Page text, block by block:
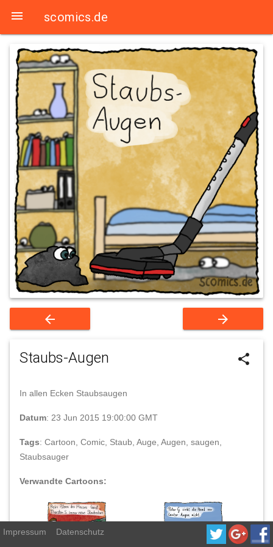
 scomics.de
Staubs-Augen
In allen Ecken Staubsaugen
Datum: 23 Jun 2015 19:00:00 GMT
Tags: Cartoon, Comic, Staub, Auge, Augen, saugen,
Staubsauger
Verwandte Cartoons:
share
arrow_back arrow_forward
Impressum Datenschutz